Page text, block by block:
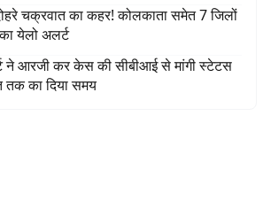
चक्रवात का कहर! कोलकाता समेत 7 जिलों
येलो अलर्ट
ने आरजी कर केस की सीबीआई से मांगी स्टेटस
तक का दिया समय